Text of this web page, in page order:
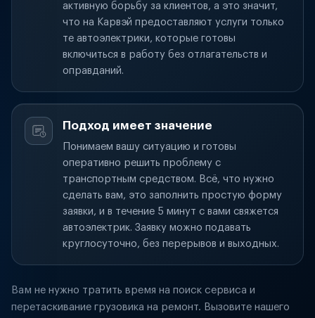
активную борьбу за клиентов, а это значит,
что на Карвэй предоставляют услуги только
те автоэлектрики, которые готовы
включиться в работу без отлагательств и
оправданий.
Подход имеет значение
Понимаем вашу ситуацию и готовы
оперативно решить проблему с
транспортным средством. Всё, что нужно
сделать вам, это заполнить простую форму
заявки, и в течение 5 минут с вами свяжется
автоэлектрик. Заявку можно подавать
круглосуточно, без перерывов и выходных.
Вам не нужно тратить время на поиск сервиса и
перетаскивание грузовика на ремонт. Вызовите нашего